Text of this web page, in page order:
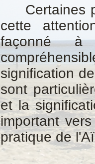
Certaines
cette
façonné à
signification
sont
et la
important
pratique de